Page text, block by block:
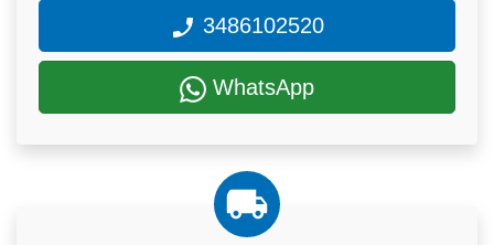
3486102520
WhatsApp